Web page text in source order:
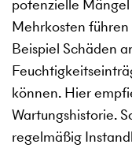
potenzielle
Mehrkosten
Beispiel Schäden
können. Hier
Wartungshistorie.
regelmäßig